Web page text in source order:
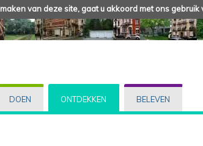
van deze site, gaat u akkoord met ons gebruik
DOEN ONTDEKKEN BELEVEN